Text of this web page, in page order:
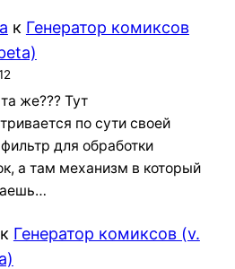
к Генератор комиксов
же??? Тут
по сути своей
для обработки
а там механизм в который
к Генератор комиксов (v.